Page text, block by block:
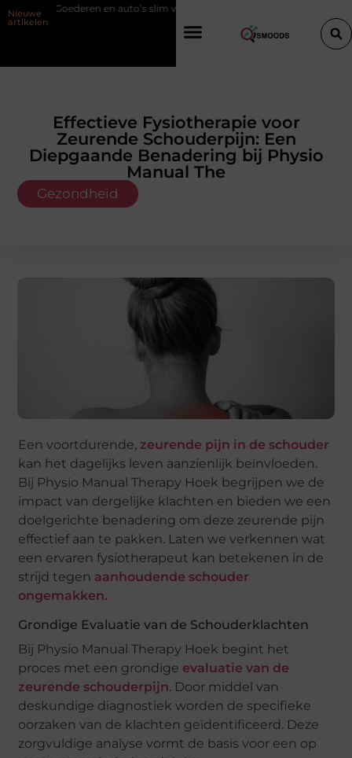
Nieuwe
artikelen
en auto’s slim verplaatsen met twee liften naast elkaar
Effectieve Fysiotherapie voor
Zeurende Schouderpijn: Een
Diepgaande Benadering bij Physio
Manual The
Gezondheid
Een voortdurende, zeurende pijn in de schouder
kan het dagelijks leven aanzienlijk beïnvloeden.
Bij Physio Manual Therapy Hoek begrijpen we de
impact van dergelijke klachten en bieden we een
doelgerichte benadering om deze zeurende pijn
effectief aan te pakken. Laten we verkennen wat
een ervaren fysiotherapeut kan betekenen in de
strijd tegen aanhoudende schouder
ongemakken.
Grondige Evaluatie van de Schouderklachten
Bij Physio Manual Therapy Hoek begint het
proces met een grondige evaluatie van de
zeurende schouderpijn. Door middel van
deskundige diagnostiek worden de specifieke
oorzaken van de klachten geïdentificeerd. Deze
zorgvuldige analyse vormt de basis voor een op